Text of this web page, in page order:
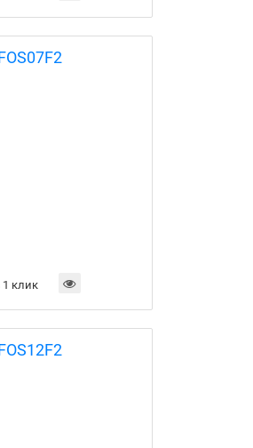
1 клик